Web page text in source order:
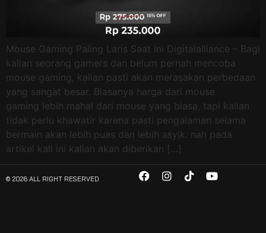
Mouse Gaming Paling Laris Saat Ini Digitalalliance – Bagi
kalian seorang gamers dan belum pernah mencoba
mouse gaming, kalian pasti akan merasakan perbedaan
yang sangat besar. Biasanya harga dari mouse
gaming lebih mahal dari mouse yang biasa, tapi kalian
tidak perlu khawatir karena pasti pengalaman selama
bermain akan lebih puas dan lebih asyik. nah pada
artikel kali ini kalian akan diberikan […]
© 2026 ALL RIGHT RESERVED